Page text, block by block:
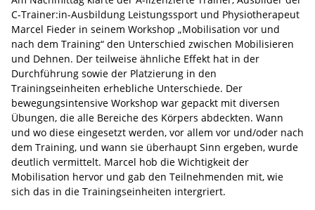
C-Trainer:in-Ausbildung Leistungssport und Physiotherapeut
Marcel Fieder in seinem Workshop „Mobilisation vor und
nach dem Training“ den Unterschied zwischen Mobilisieren
und Dehnen. Der teilweise ähnliche Effekt hat in der
Durchführung sowie der Platzierung in den
Trainingseinheiten erhebliche Unterschiede. Der
bewegungsintensive Workshop war gepackt mit diversen
Übungen, die alle Bereiche des Körpers abdeckten. Wann
und wo diese eingesetzt werden, vor allem vor und/oder nach
dem Training, und wann sie überhaupt Sinn ergeben, wurde
deutlich vermittelt. Marcel hob die Wichtigkeit der
Mobilisation hervor und gab den Teilnehmenden mit, wie
sich das in die Trainingseinheiten intergriert.